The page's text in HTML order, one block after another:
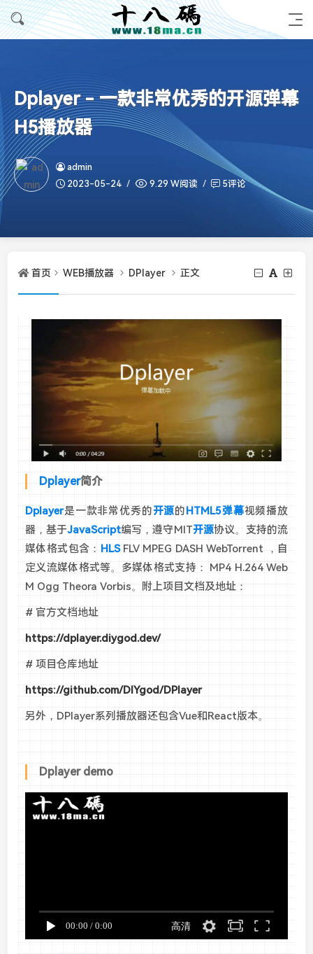
Dplayer - 一款非常优秀的开源弹幕
H5播放器
admin
2023-05-24
9.29 W阅读 5评论
首页 WEB播放器 DPlayer 正文
Dplayer简介
Dplayer是一款非常优秀的开源的HTML5弹幕视频播放
器，基于JavaScript编写，遵守MIT开源协议。支持的流
媒体格式包含： HLSFLV MPEG DASH WebTorrent ，自
定义流媒体格式等。多媒体格式支持： MP4 H.264 Web
M Ogg Theora Vorbis。附上项目文档及地址：
# 官方文档地址
https://dplayer.diygod.dev/
# 项目仓库地址
https://github.com/DIYgod/DPlayer
另外，DPlayer系列播放器还包含Vue和React版本。
Dplayer demo